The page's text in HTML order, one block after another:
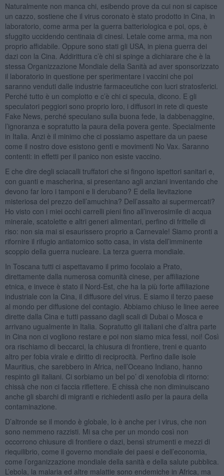
Naturalmente non manca chi, esibendo prove da cui non si capisce
un cazzo, sostiene che il virus coronato è stato prodotto in Cina, in
laboratorio, come arma per la guerra batteriologica e poi, ops, è
sfuggito uccidendo centinaia di cinesi. Letale come arma, ma non
proprio affidabile. Oppure sono stati gli USA, in piena guerra dei
dazi con la Cina. Addirittura c’è chi si spinge a dichiarare che è la
stessa Organizzazione Mondiale della Sanità ad aver sponsorizzato
il laboratorio in questione per sperimentare i vaccini che poi
saranno venduti dalle industrie farmaceutiche con lucri stratosferici.
Perché tutto è un complotto e c’è chi ci specula, dicono. E gli
speculatori peggiori sono proprio loro, i diffusori in rete di queste
Fake News, perché speculano sulla buona fede, la dabbenaggine,
l’ignoranza e sopratutto la paura della povera gente. Specialmente
in Italia. Anzi è il minimo che ci possiamo aspettare da un paese
come il nostro dove esistono genti e movimenti No Vax. Saranno
contenti: in effetti per il panico non esiste vaccino.
E che dire degli sciacalli truffatori che si fingono ispettori sanitari e,
con guanti e mascherina, si presentano agli anziani inventando che
devono far loro i tamponi e li derubano? E della lievitazione
misteriosa del prezzo dell’amuchina? Dell’assalto ai supermercati?
Ho visto con i miei occhi carrelli pieni fino all’inverosimile di acqua
minerale, scatolette e altri generi alimentari, perfino di frittelle di
riso: non sia mai si esaurissero proprio a Carnevale! Siamo pronti a
rifornire il rifugio antiatomico sotto casa, in vista dell’imminente
scoppio della guerra nucleare. La terza guerra mondiale.
In Toscana tutti ci aspettavamo il primo focolaio a Prato,
direttamente dalla numerosa comunità cinese, per affiliazione
etnica, e invece è stato il Nord-Est, che ha la più forte affiliazione
industriale con la Cina, il diffusore del virus. E siamo il terzo paese
al mondo per diffusione del contagio. Abbiamo chiuso le linee aeree
dirette dalla Cina e tutti passano dagli scali di Dubai o Mosca e
arrivano ugualmente in Italia. Sopratutto gli italiani che d’altra parte
in Cina non ci vogliono restare e poi non siamo mica fessi, noi! Così
ora rischiamo di beccarci, la chiusura di frontiere, treni e quanto
altro per fobia virale e diritto di reciprocità. Perfino dalle isole
Mauritius, che sarebbero in Africa, nell’Oceano Indiano, hanno
respinto gli italiani. Ci sorbiamo un bel po’ di xenofobia di ritorno:
chissà che non ci faccia riflettere. E chissà che non diminuiscano
anche gli sbarchi di migranti e richiedenti asilo per la paura della
contaminazione.
D’altronde se il mondo è globale, lo è anche per i virus, che non
sono nemmeno razzisti. Mi sa che per un mondo così non
occorrono chiusure di frontiere o dazi, bensì strumenti e mezzi di
riequilibrio, come il governo mondiale dei paesi e dell’economia,
come l’organizzazione mondiale della sanità e della salute pubblica.
L’ebola, la malaria ed altre malattie sono endemiche in Africa, ma